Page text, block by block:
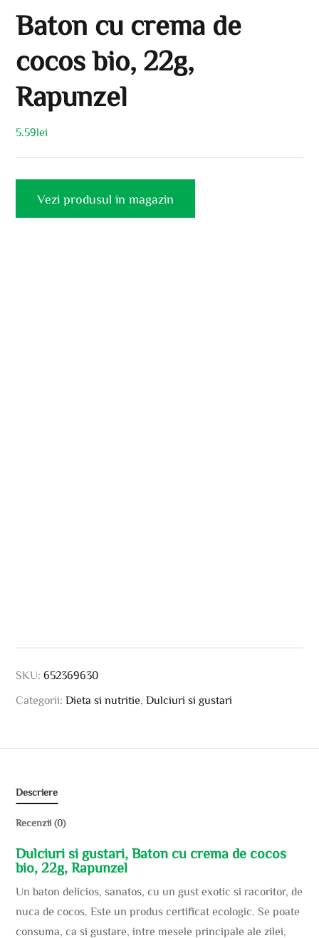
Baton cu crema de
cocos bio, 22g,
Rapunzel
5.59lei
Vezi produsul in magazin
SKU:652369630
Categorii:Dieta si nutritie ,Dulciuri si gustari
Descriere
Recenzii (0)
Dulciuri si gustari, Baton cu crema de cocos
bio, 22g, Rapunzel
Un baton delicios, sanatos, cu un gust exotic si racoritor, de
nuca de cocos. Este un produs certificat ecologic. Se poate
consuma, ca si gustare, intre mesele principale ale zilei,